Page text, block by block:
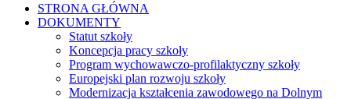
STRONA GŁÓWNA
DOKUMENTY
Statut szkoły
Koncepcja pracy szkoły
Program wychowawczo-profilaktyczny szkoły
Europejski plan rozwoju szkoły
Modernizacja kształcenia zawodowego na Dolnym